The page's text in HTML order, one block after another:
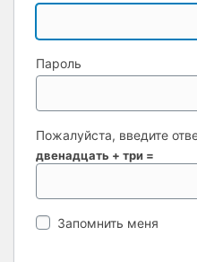
Пароль
Пожалуйста, введите
двенадцать + три =
Запомнить меня